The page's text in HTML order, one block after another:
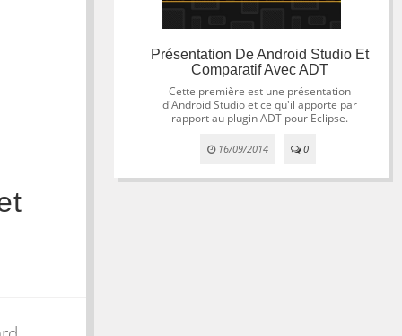
Présentation De Android Studio Et
Comparatif Avec ADT
Cette première est une présentation
d'Android Studio et ce qu'il apporte par
rapport au plugin ADT pour Eclipse.
16/09/2014 0